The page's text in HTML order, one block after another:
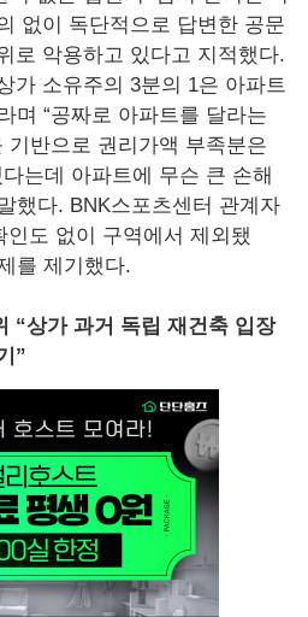
없이 독단적으로 답변한 공문
로 악용하고 있다고 지적했다.
가 소유주의 3분의 1은 아파트
며 “공짜로 아파트를 달라는
기반으로 권리가액 부족분은
는데 아파트에 무슨 큰 손해
했다. BNK스포츠센터 관계자
인도 없이 구역에서 제외됐
를 제기했다.
“상가 과거 독립 재건축 입장
”